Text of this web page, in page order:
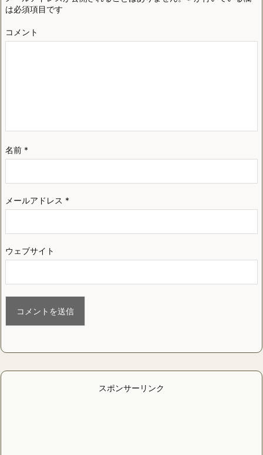
は必須項目です
コメント
名前 *
メールアドレス *
ウェブサイト
スポンサーリンク